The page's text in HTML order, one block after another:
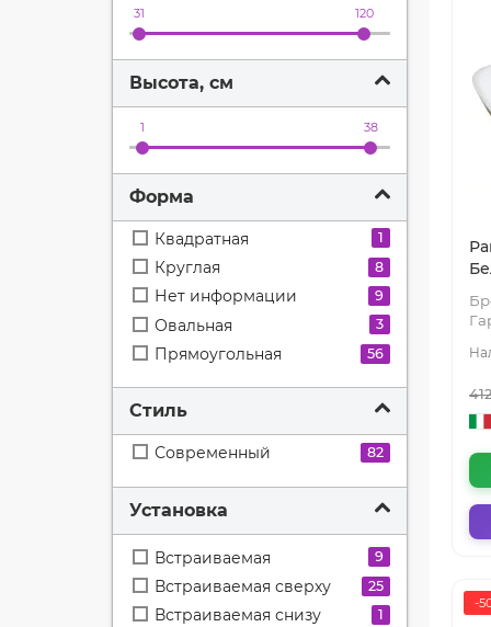
19
31 120
Высота, см
1 38
Форма
Квадратная 1
Круглая 8
Нет информации 9
Овальная 3
Прямоугольная 56
Стиль
Современный 82
Установка
Встраиваемая 9
Встраиваемая сверху 25
Встраиваемая снизу 1
-